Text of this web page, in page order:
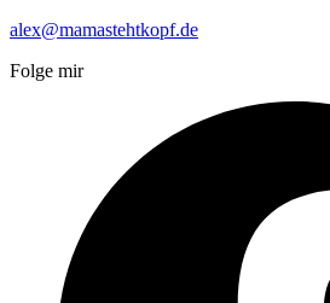
alex@mamastehtkopf.de
Folge mir